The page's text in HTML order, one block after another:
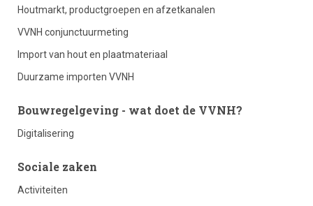
column
3
Houtmarkt, productgroepen en afzetkanalen
VVNH conjunctuurmeting
Import van hout en plaatmateriaal
Duurzame importen VVNH
Bouwregelgeving - wat doet de VVNH?
Digitalisering
footer
Sociale zaken
Activiteiten